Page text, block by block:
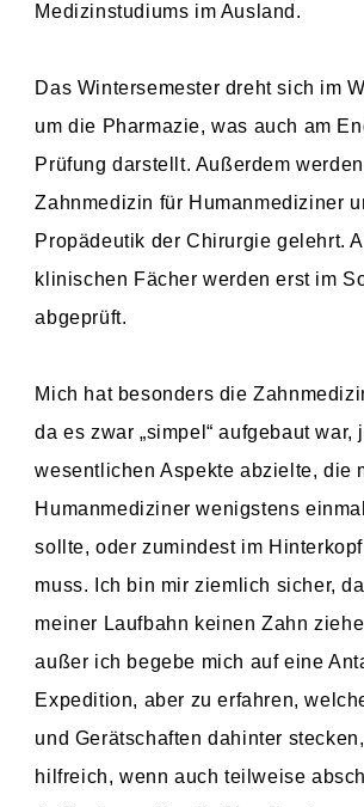
Medizinstudiums im Ausland.
Das Wintersemester dreht sich im
um die Pharmazie, was auch am
Prüfung darstellt. Außerdem
Zahnmedizin für Humanmediziner
Propädeutik der Chirurgie gelehrt.
klinischen Fächer werden erst im
abgeprüft.
Mich hat besonders die
da es zwar „simpel“ aufgebaut war,
wesentlichen Aspekte abzielte, die
Humanmediziner wenigstens
sollte, oder zumindest im
muss. Ich bin mir ziemlich sicher,
meiner Laufbahn keinen Zahn
außer ich begebe mich auf eine
Expedition, aber zu erfahren,
und Gerätschaften dahinter
hilfreich, wenn auch teilweise